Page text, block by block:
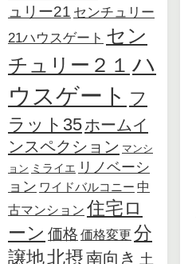
ュリー21 センチュリー
21ハウスゲート セン
チュリー２１ ハ
ウスゲート フ
ラット35ホームイ
ンスペクション マンシ
ョン ミライエ リノベーシ
ョン ワイドバルコニー 中
古マンション 住宅ロ
ーン 価格 価格変更 分
譲地北摂南向き 土